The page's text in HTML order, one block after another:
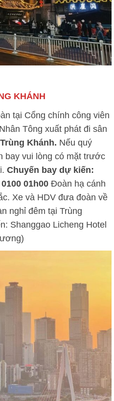
KHÁNH
tại Cổng chính công viên
Tông xuất phát đi sân
Trùng Khánh. Nếu quý
bay vui lòng có mặt trước
Chuyến bay dự kiến:
01h00Đoàn hạ cánh
Xe và HDV đưa đoàn về
nghỉ đêm tại Trùng
Shanggao Licheng Hotel